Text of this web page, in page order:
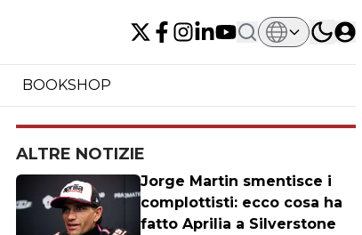
BOOKSHOP
ALTRE NOTIZIE
Jorge Martin smentisce i
complottisti: ecco cosa ha
fatto Aprilia a Silverstone